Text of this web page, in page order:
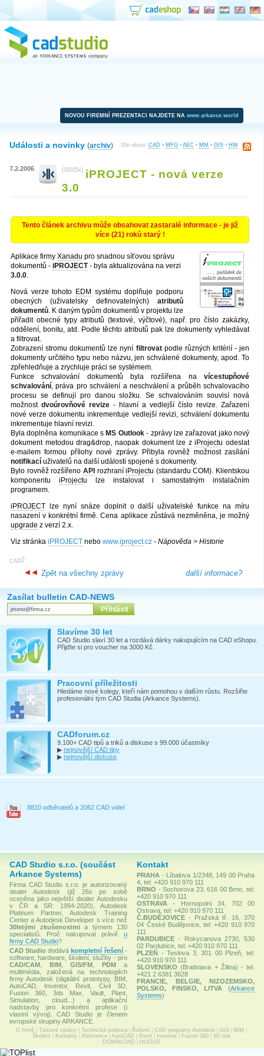
NOVOU FIREMNÍ PREZENTACI NAJDETE NA www.arkance.world
Dle oboru: CAD • MFG • AEC • MM • GIS • HW
Události a novinky (archiv)
7.2.2006 [32025x]
iPROJECT - nová verze
3.0
Tento článek archivu může obsahovat zastaralé informace - je již
více (21) roků starý !
Aplikace firmy Xanadu pro snadnou síťovou správu
dokumentů - iPROJECT- byla aktualizována na verzi
3.0.0.
Nová verze tohoto EDM systému doplňuje podporu
obecných (uživatelsky definovatelných) atributů
dokumentů. K daným typům dokumentů v projektu lze
přiřadit obecné typy atributů (textové, výčtové), např. pro číslo zakázky,
oddělení, bonitu, atd. Podle těchto atributů pak lze dokumenty vyhledávat
a filtrovat.
Zobrazení stromu dokumentů lze nyní filtrovatpodle různých kritérií - jen
dokumenty určitého typu nebo názvu, jen schválené dokumenty, apod. To
zpřehledňuje a zrychluje práci se systémem.
Funkce schvalování dokumentů byla rozšířena na vícestupňové
schvalování, práva pro schválení a neschválení a průběh schvalovacího
procesu se definují pro danou složku. Se schvalováním souvisí nová
možnost dvoúrovňové revize - hlavní a vedlejší číslo revize. Zařazení
nové verze dokumentu inkrementuje vedlejší revizi, schválení dokumentu
inkrementuje hlavní revizi.
Byla doplněna komunikace s MS Outlook- zprávy lze zařazovat jako nový
dokument metodou drag&drop, naopak dokument lze ziProjectu odeslat
e-mailem formou přílohy nové zprávy. Přibyla rovněž možnost zasílání
notifikací uživatelů na další události spojené s dokumenty.
Bylo rovněž rozšířeno API rozhraníiProjectu (standardu COM). Klientskou
komponentu iProjectu lze instalovat i samostatným instalačním
programem.
iPROJECT lze nyní snáze doplnit o další uživatelské funkce na míru
nasazení v konkrétní firmě. Cena aplikace zůstává nezměněna, je možný
upgrade z verzí 2.x.
Viz stránka iPROJECT nebo www.iproject.cz - Nápověda > Historie
[
CAD ]
další informace?
Zpět na všechny zprávy
Zasílat bulletin CAD-NEWS
Slavíme 30 let
CAD Studio slaví 30 let a rozdává dárky nakupujícím na CAD eShopu.
Přijďte si pro voucher na 3000 Kč.
Pracovní příležitosti
Hledáme nové kolegy, kteří nám pomohou v dalším růstu. Rozšiřte
profesionální tým CAD Studia (Arkance Systems).
CADforum.cz
9.100+ CAD tipů a triků a diskuse s 99.000 účastníky
▶ nejnovější CAD tipy
▶ nejnovější diskuse
8810 odběratelů a 2062 CAD videí
CAD Studio s.r.o. (součást
Arkance Systems)
Firma CAD Studio s.r.o. je autorizovaný
dealer Autodesk (již 26x po sobě
oceněna jako největší dealer Autodesku
v ČR a SR: 1994-2020), Autodesk
Platinum Partner, Autodesk Training
Center a Autodesk Developer s více než
30letými zkušenostmia týmem 130
specialistů. Proč nakupovat právě u
firmy CAD Studio?
CAD Studio dodávákompletní řešení-
software, hardware, školení, služby - pro
CAD/CAM
BIM,GIS/FM ,PDM a
multimédia, založená na technologiích
firmy Autodesk (digitální prototypy, BIM,
AutoCAD, Inventor, Revit, Civil 3D,
Fusion 360, 3ds Max, Vault, Plant,
Simulation, cloud...) a aplikační
nadstavby pro konkrétní profese (i
vlastní vývoj). CAD Studio je členem
evropské skupiny ARKANCE.
Kontakt
PRAHA - Líbalova 1/2348, 149 00 Praha
4, tel: +420 910 970 111
BRNO - Sochorova 23, 616 00 Brno, tel:
+420 910 970 111
OSTRAVA
- Hornopolní 34, 702 00
Ostrava, tel: +420 910 970 111
Č.BUDĚJOVICE - Pražská tř. 16, 370
04 České Budějovice, tel: +420 910 970
111
PARDUBICE - Rokycanova 2730, 530
02 Pardubice, tel: +420 910 970 111
PLZEŇ - Teslova 3, 301 00 Plzeň, tel:
+420 910 970 111
SLOVENSKO (Bratislava + Žilina) - tel.
+421 2 6381 3628
FRANCIE, BELGIE, NIZOZEMSKO,
POLSKO, FINSKO, LITVA
(Arkance
Systems)
O firmě Tiskové zprávy Technická podpora Řešení CAD programy Autodesk GIS BIM
Školení
Kontakty Reference| AutoCAD Revit Inventor| Fusion 360| 3D tisk
DOWNLOAD
HLEDAT